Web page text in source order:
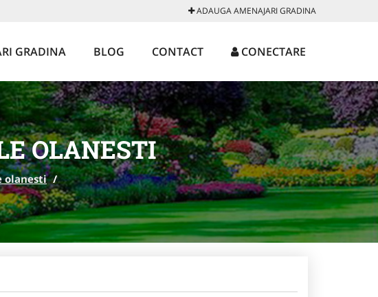
ADAUGA AMENAJARI GRADINA
GRADINA BLOG CONTACT CONECTARE
OLANESTI
olanesti /